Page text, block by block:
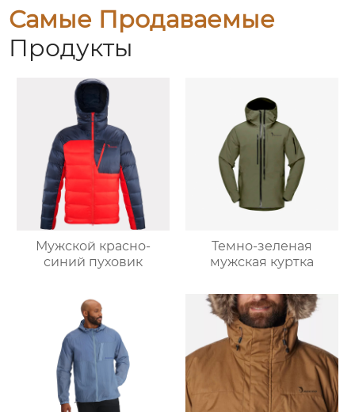
Самые Продаваемые
Продукты
Мужской красно-
синий пуховик
Темно-зеленая
мужская куртка